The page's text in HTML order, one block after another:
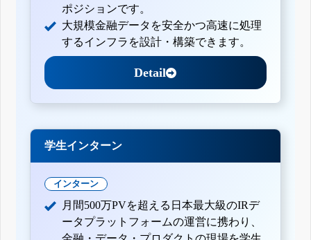
ポジションです。
大規模金融データを安全かつ高速に処理
するインフラを設計・構築できます。
Detail
学生インターン
インターン
月間500万PVを超える日本最大級のIRデ
ータプラットフォームの運営に携わり、